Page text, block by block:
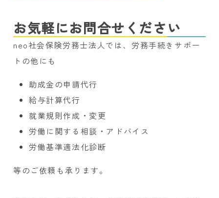
お気軽にお問合せください
neo社会保険労務士法人では、労務手続きサポー
トの他にも
助成金の申請代行
給与計算代行
就業規則作成・変更
労働に関する相談・アドバイス
労働基準適法化診断
等のご依頼も承ります。